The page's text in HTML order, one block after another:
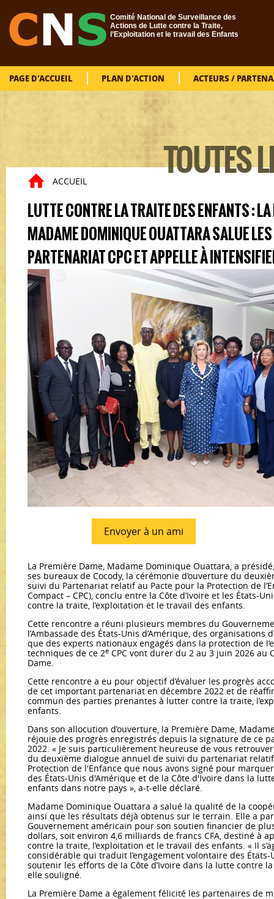
Comité National de Surveillance des
Actions de Lutte contre la Traite,
l’Exploitation et le travail des Enfants
PAGE D'ACCUEIL PLAN D'ACTION ACTEURS /
ACCUEIL TOUTES
LUTTE CONTRE LA TRAITE DES ENFANTS :
MADAME DOMINIQUE OUATTARA SALUE
PARTENARIAT CPC ET APPELLE À
Envoyer à un ami
La Première Dame, Madame Dominique Ouattara, a
ses bureaux de Cocody, la cérémonie d’ouverture du
suivi du Partenariat relatif au Pacte pour la Protection de
Compact – CPC), conclu entre la Côte d’Ivoire et les États-
contre la traite, l’exploitation et le travail des enfants.
Cette rencontre a réuni plusieurs membres du
l’Ambassade des États-Unis d’Amérique, des organisations
que des experts nationaux engagés dans la protection de
techniques de ce 2e CPC vont durer du 2 au 3 juin 2026 au
Dame.
Cette rencontre a eu pour objectif d’évaluer les progrès
de cet important partenariat en décembre 2022 et de
commun des parties prenantes à lutter contre la traite,
enfants.
Dans son allocution d’ouverture, la Première Dame,
réjouie des progrès enregistrés depuis la signature de ce
2022. « Je suis particulièrement heureuse de vous
du deuxième dialogue annuel de suivi du partenariat
Protection de l'Enfance que nous avons signé pour
des États-Unis d'Amérique et de la Côte d'Ivoire dans la
enfants dans notre pays », a-t-elle déclaré.
Madame Dominique Ouattara a salué la qualité de la
ainsi que les résultats déjà obtenus sur le terrain. Elle a
Gouvernement américain pour son soutien financier de
dollars, soit environ 4,6 milliards de francs CFA, destiné à
contre la traite, l’exploitation et le travail des enfants. « Il
considérable qui traduit l’engagement volontaire des États-
soutenir les efforts de la Côte d’Ivoire dans la lutte contre
elle souligné.
La Première Dame a également félicité les partenaires de